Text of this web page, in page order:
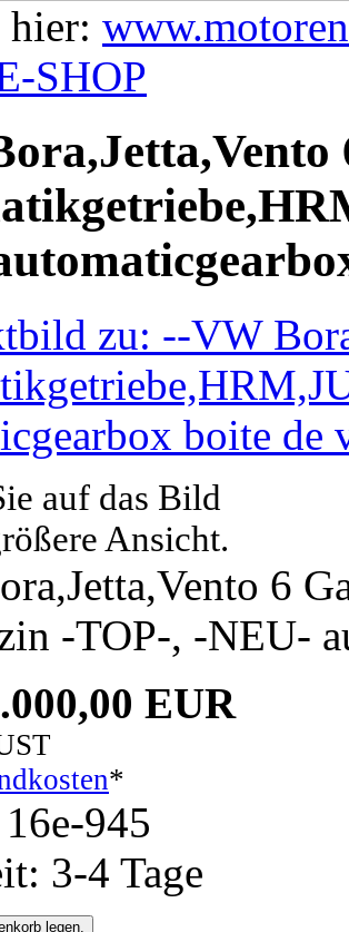
hier:
SHOP
auf das Bild
Ansicht.
6
-TOP-, -NEU-
EUR
*
945
3-4 Tage